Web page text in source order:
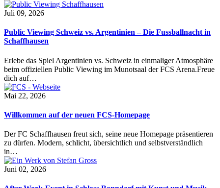
Juli 09, 2026
Public Viewing Schweiz vs. Argentinien – Die Fussballnacht in
Schaffhausen
Erlebe das Spiel Argentinien vs. Schweiz in einmaliger Atmosphäre
beim offiziellen Public Viewing im Munotsaal der FCS Arena.Freue
dich auf…
Mai 22, 2026
Willkommen auf der neuen FCS-Homepage
Der FC Schaffhausen freut sich, seine neue Homepage präsentieren
zu dürfen. Modern, schlicht, übersichtlich und selbstverständlich
in…
Juni 02, 2026